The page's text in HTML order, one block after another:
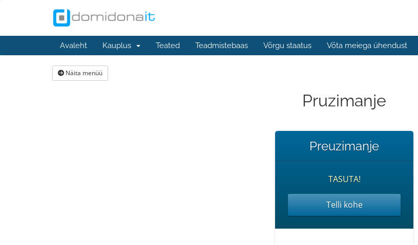
Avaleht Kauplus Teated Teadmistebaas Võrgu staatus Võta meiega ühendust
Näita menüü
Pruzimanje
Preuzimanje
TASUTA!
Telli kohe